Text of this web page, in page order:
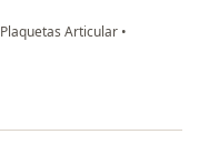
Articular •